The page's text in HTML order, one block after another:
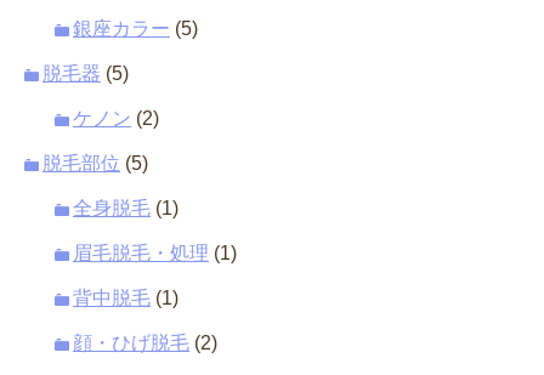
銀座カラー (5)
脱毛器 (5)
ケノン (2)
脱毛部位 (5)
全身脱毛 (1)
眉毛脱毛・処理 (1)
背中脱毛 (1)
顔・ひげ脱毛 (2)